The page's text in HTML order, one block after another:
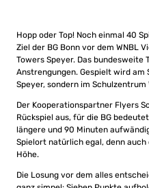
Hopp oder Top! Noch einmal 40
Ziel der BG Bonn vor dem WNBL
Towers Speyer. Das bundesweite
Anstrengungen. Gespielt wird am
Speyer, sondern im
Der Kooperationspartner Flyers
Rückspiel aus, für die BG
längere und 90 Minuten
Spielort natürlich egal, denn
Höhe.
Die Losung vor dem alles